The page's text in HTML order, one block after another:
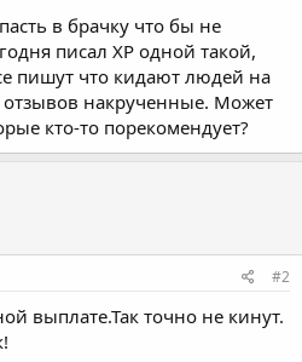
в брачку что бы не
писал ХР одной такой,
пишут что кидают людей на
накрученные. Может
кто-то порекомендует?
#2
выплате.Так точно не кинут.